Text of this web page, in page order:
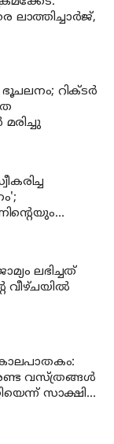
ലാത്തിച്ചാര്‍ജ്,
റിക്ടർ
ലഭിച്ചത്
വസ്ത്രങ്ങള്‍
സാക്ഷി